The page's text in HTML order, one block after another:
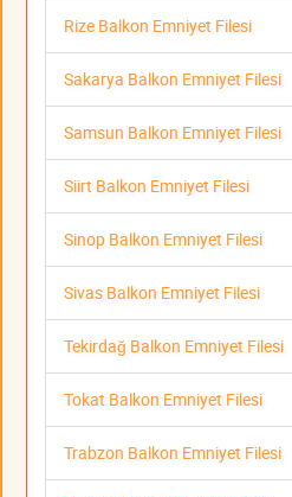
Rize Balkon Emniyet Filesi
Sakarya Balkon Emniyet Filesi
Samsun Balkon Emniyet Filesi
Siirt Balkon Emniyet Filesi
Sinop Balkon Emniyet Filesi
Sivas Balkon Emniyet Filesi
Tekirdağ Balkon Emniyet Filesi
Tokat Balkon Emniyet Filesi
Trabzon Balkon Emniyet Filesi